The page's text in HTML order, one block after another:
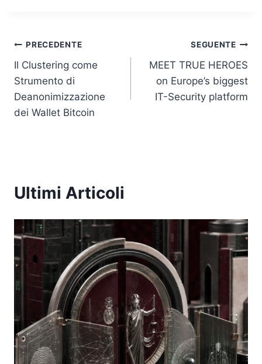
Navigazione
articoli
PRECEDENTE
Il Clustering come
Strumento di
Deanonimizzazione
dei Wallet Bitcoin
SEGUENTE
MEET TRUE HEROES
on Europe’s biggest
IT-Security platform
Ultimi Articoli